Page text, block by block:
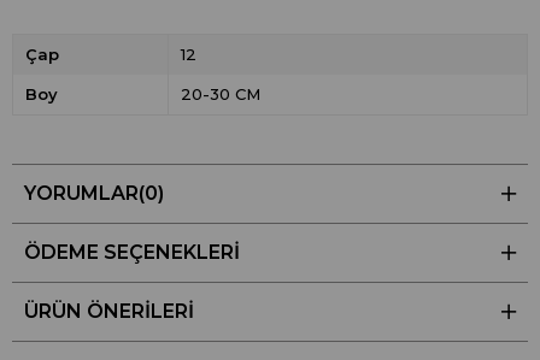
Çap 12
Boy 20-30 CM
YORUMLAR(0)
ÖDEME SEÇENEKLERI
ÜRÜN ÖNERILERI